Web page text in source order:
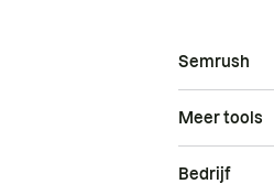
Semrush
Meer tools
Bedrijf